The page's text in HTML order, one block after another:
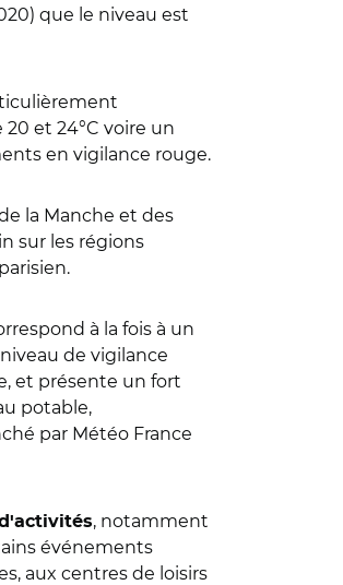
que le niveau est
et 24°C voire un
en vigilance rouge.
la Manche et des
sur les régions
à la fois à un
niveau de vigilance
et présente un fort
potable,
par Météo France
, notamment
événements
aux centres de loisirs